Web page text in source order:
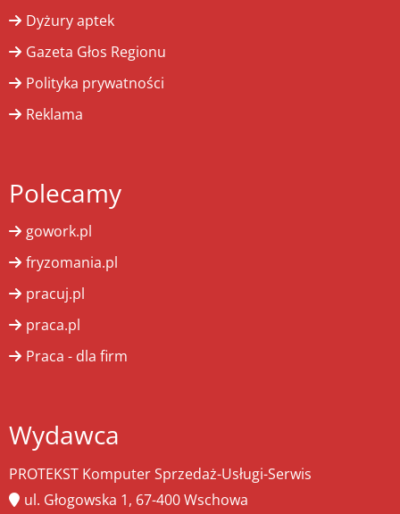
Dyżury aptek
Gazeta Głos Regionu
Polityka prywatności
Reklama
Polecamy
gowork.pl
fryzomania.pl
pracuj.pl
praca.pl
Praca - dla firm
Wydawca
PROTEKST Komputer Sprzedaż-Usługi-Serwis
ul. Głogowska 1, 67-400 Wschowa